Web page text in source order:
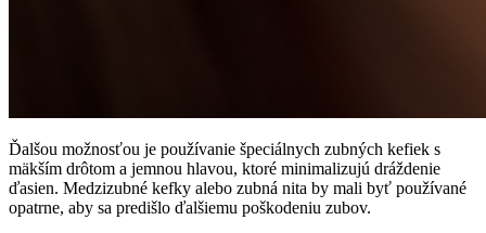
Ďalšou možnosťou je používanie špeciálnych zubných kefiek s
mäkším drôtom a jemnou hlavou, ktoré minimalizujú dráždenie
ďasien. Medzizubné kefky alebo zubná nita by mali byť používané
opatrne, aby sa predišlo ďalšiemu poškodeniu zubov.